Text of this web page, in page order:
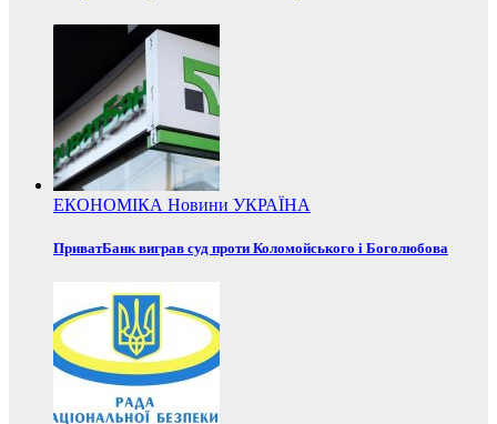
ЕКОНОМІКА Новини УКРАЇНА
ПриватБанк виграв суд проти Коломойського і Боголюбова